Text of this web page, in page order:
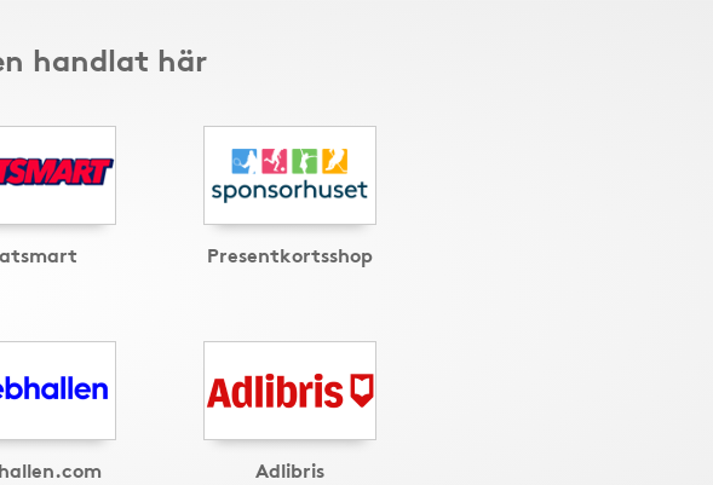
handlat här
Presentkortsshop
Adlibris